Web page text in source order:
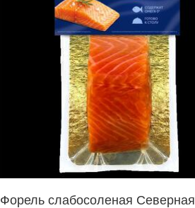
Форель слабосоленая Северная